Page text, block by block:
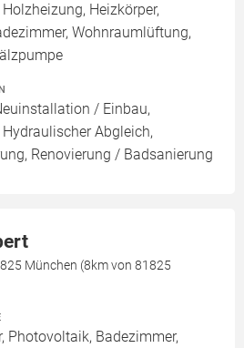
Heizkörper,
Wohnraumlüftung,
/ Einbau,
Abgleich,
Renovierung / Badsanierung
München (8km von 81825
Photovoltaik, Badezimmer,